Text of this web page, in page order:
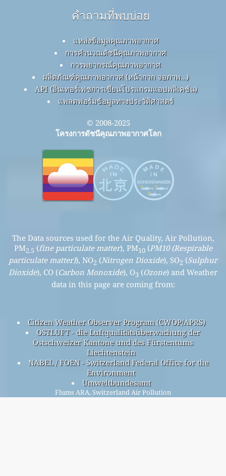
คำถามที่พบบ่อย
แหล่งข้อมูลคุณภาพอากาศ
การคำนวณดัชนีคุณภาพอากาศ
การพยากรณ์คุณภาพอากาศ
ผลิตภัณฑ์คุณภาพอากาศ (หน้ากาก จอภาพ…)
API (อินเทอร์เฟซการเขียนโปรแกรมแอปพลิเคชัน)
แพลตฟอร์มข้อมูลทางประวัติศาสตร์
© 2008-2025
โครงการดัชนีคุณภาพอากาศโลก
The Data sources used for the Air Quality, Air Pollution,
PM2.5 (fine particulate matter), PM10(PM10 (Respirable
particulate matter)), NO2 (Nitrogen Dioxide), SO2 (Sulphur
Dioxide), CO (Carbon Monoxide), O3 (Ozone) and Weather
data in this page are coming from:
Citizen Weather Observer Program (CWOP/APRS)
OSTLUFT - die Luftqualitätsüberwachung der
Ostschweizer Kantone und des Fürstentums
Liechtenstein
NABEL / FOEN - Switzerland Federal Office for the
Environment
Umweltbundesamt
Flums ARA, Switzerland Air Pollution